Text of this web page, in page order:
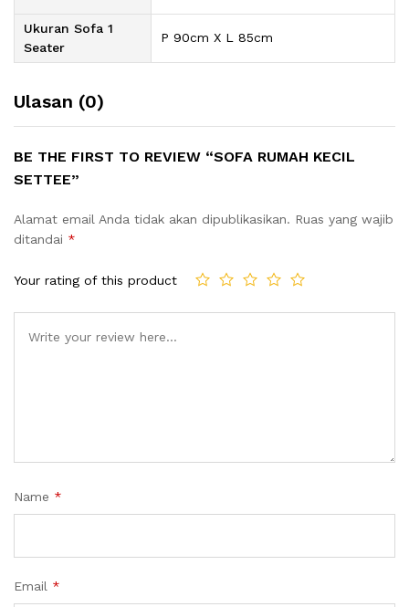
Ukuran Sofa 1
Seater
P 90cm X L 85cm
Ulasan (0)
BE THE FIRST TO REVIEW “SOFA RUMAH KECIL
SETTEE”
Alamat email Anda tidak akan dipublikasikan. Ruas yang wajib
ditandai *
Your rating of this product
Name *
Email *